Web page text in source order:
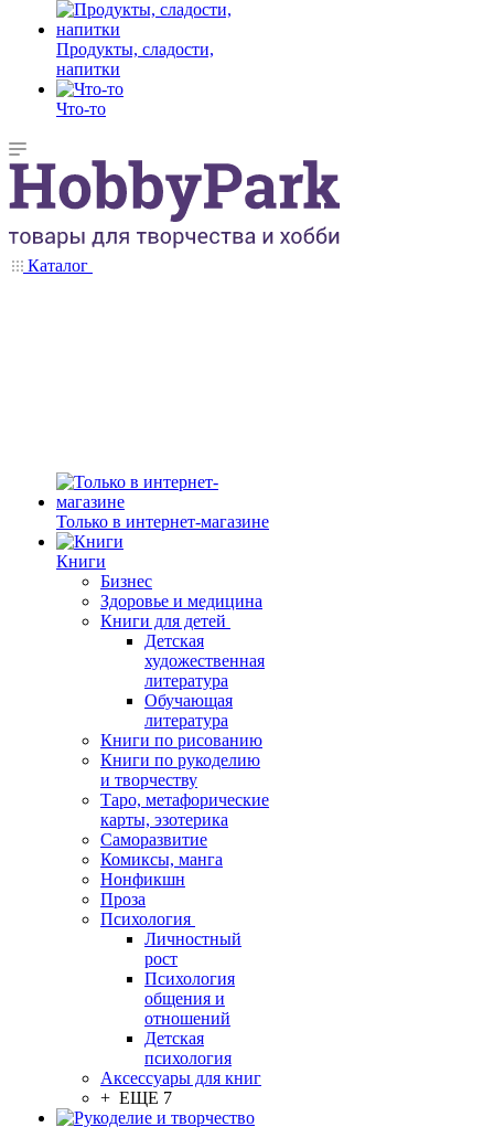
Продукты, сладости,
напитки
Что-то
Каталог
Только в интернет-магазине
Книги
Бизнес
Здоровье и медицина
Книги для детей
Детская
художественная
литература
Обучающая
литература
Книги по рисованию
Книги по рукоделию
и творчеству
Таро, метафорические
карты, эзотерика
Саморазвитие
Комиксы, манга
Нонфикшн
Проза
Психология
Личностный
рост
Психология
общения и
отношений
Детская
психология
Аксессуары для книг
+ ЕЩЕ 7